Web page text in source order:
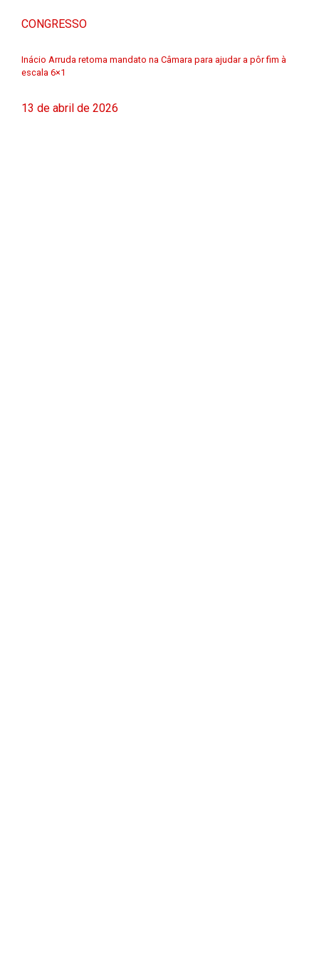
CONGRESSO
Inácio Arruda retoma mandato na Câmara para ajudar a pôr fim à
escala 6×1
13 de abril de 2026